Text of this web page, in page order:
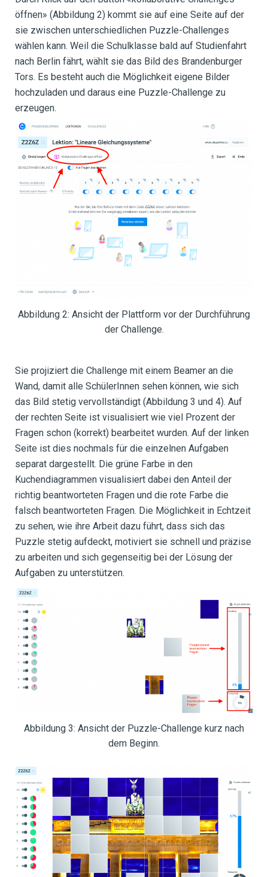
öffnen» (Abbildung 2) kommt sie auf eine Seite auf der
sie zwischen unterschiedlichen Puzzle-Challenges
wählen kann. Weil die Schulklasse bald auf Studienfahrt
nach Berlin fährt, wählt sie das Bild des Brandenburger
Tors. Es besteht auch die Möglichkeit eigene Bilder
hochzuladen und daraus eine Puzzle-Challenge zu
erzeugen.
Abbildung 2: Ansicht der Plattform vor der Durchführung
der Challenge.
Sie projiziert die Challenge mit einem Beamer an die
Wand, damit alle SchülerInnen sehen können, wie sich
das Bild stetig vervollständigt (Abbildung 3 und 4). Auf
der rechten Seite ist visualisiert wie viel Prozent der
Fragen schon (korrekt) bearbeitet wurden. Auf der linken
Seite ist dies nochmals für die einzelnen Aufgaben
separat dargestellt. Die grüne Farbe in den
Kuchendiagrammen visualisiert dabei den Anteil der
richtig beantworteten Fragen und die rote Farbe die
falsch beantworteten Fragen. Die Möglichkeit in Echtzeit
zu sehen, wie ihre Arbeit dazu führt, dass sich das
Puzzle stetig aufdeckt, motiviert sie schnell und präzise
zu arbeiten und sich gegenseitig bei der Lösung der
Aufgaben zu unterstützen.
Abbildung 3: Ansicht der Puzzle-Challenge kurz nach
dem Beginn.